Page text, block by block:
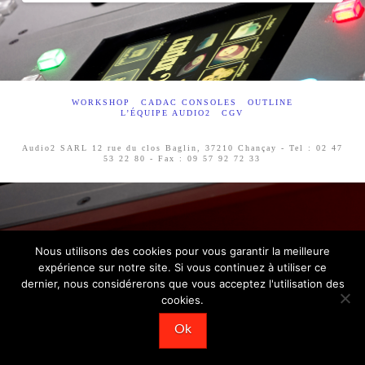
WORKSHOP CADAC CONSOLES
OUTLINE
L’ÉQUIPE AUDIO2
CGV
Audio2 SARL 12 rue du clos Baglin, 37210 Chançay - Tel : 02 47
53 22 80 - Fax : 09 57 92 72 33
Nous utilisons des cookies pour vous garantir la meilleure
expérience sur notre site. Si vous continuez à utiliser ce
dernier, nous considérerons que vous acceptez l'utilisation des
cookies.
Ok